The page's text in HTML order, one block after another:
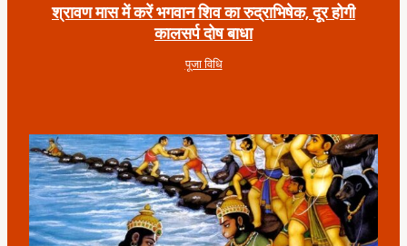
श्रावण मास में करें भगवान शिव का रुद्राभिषेक, दूर होगी
कालसर्प दोष बाधा
पूजा विधि